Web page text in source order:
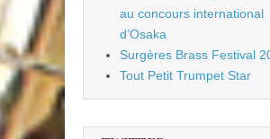
au concours international
d’Osaka
Surgères Brass Festival
Tout Petit Trumpet Star